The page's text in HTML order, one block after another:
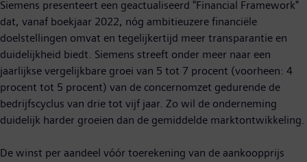
Siemens presenteert een geactualiseerd "Financial Framework"
dat, vanaf boekjaar 2022, nóg ambitieuzere financiële
doelstellingen omvat en tegelijkertijd meer transparantie en
duidelijkheid biedt. Siemens streeft onder meer naar een
jaarlijkse vergelijkbare groei van 5 tot 7 procent (voorheen: 4
procent tot 5 procent) van de concernomzet gedurende de
bedrijfscyclus van drie tot vijf jaar. Zo wil de onderneming
duidelijk harder groeien dan de gemiddelde marktontwikkeling.
De winst per aandeel vóór toerekening van de aankoopprijs